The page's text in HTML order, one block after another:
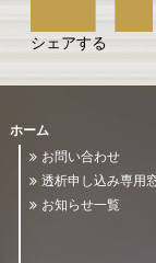
シェアする
ホーム
お問い合わせ
透析申し込み専用
お知らせ一覧